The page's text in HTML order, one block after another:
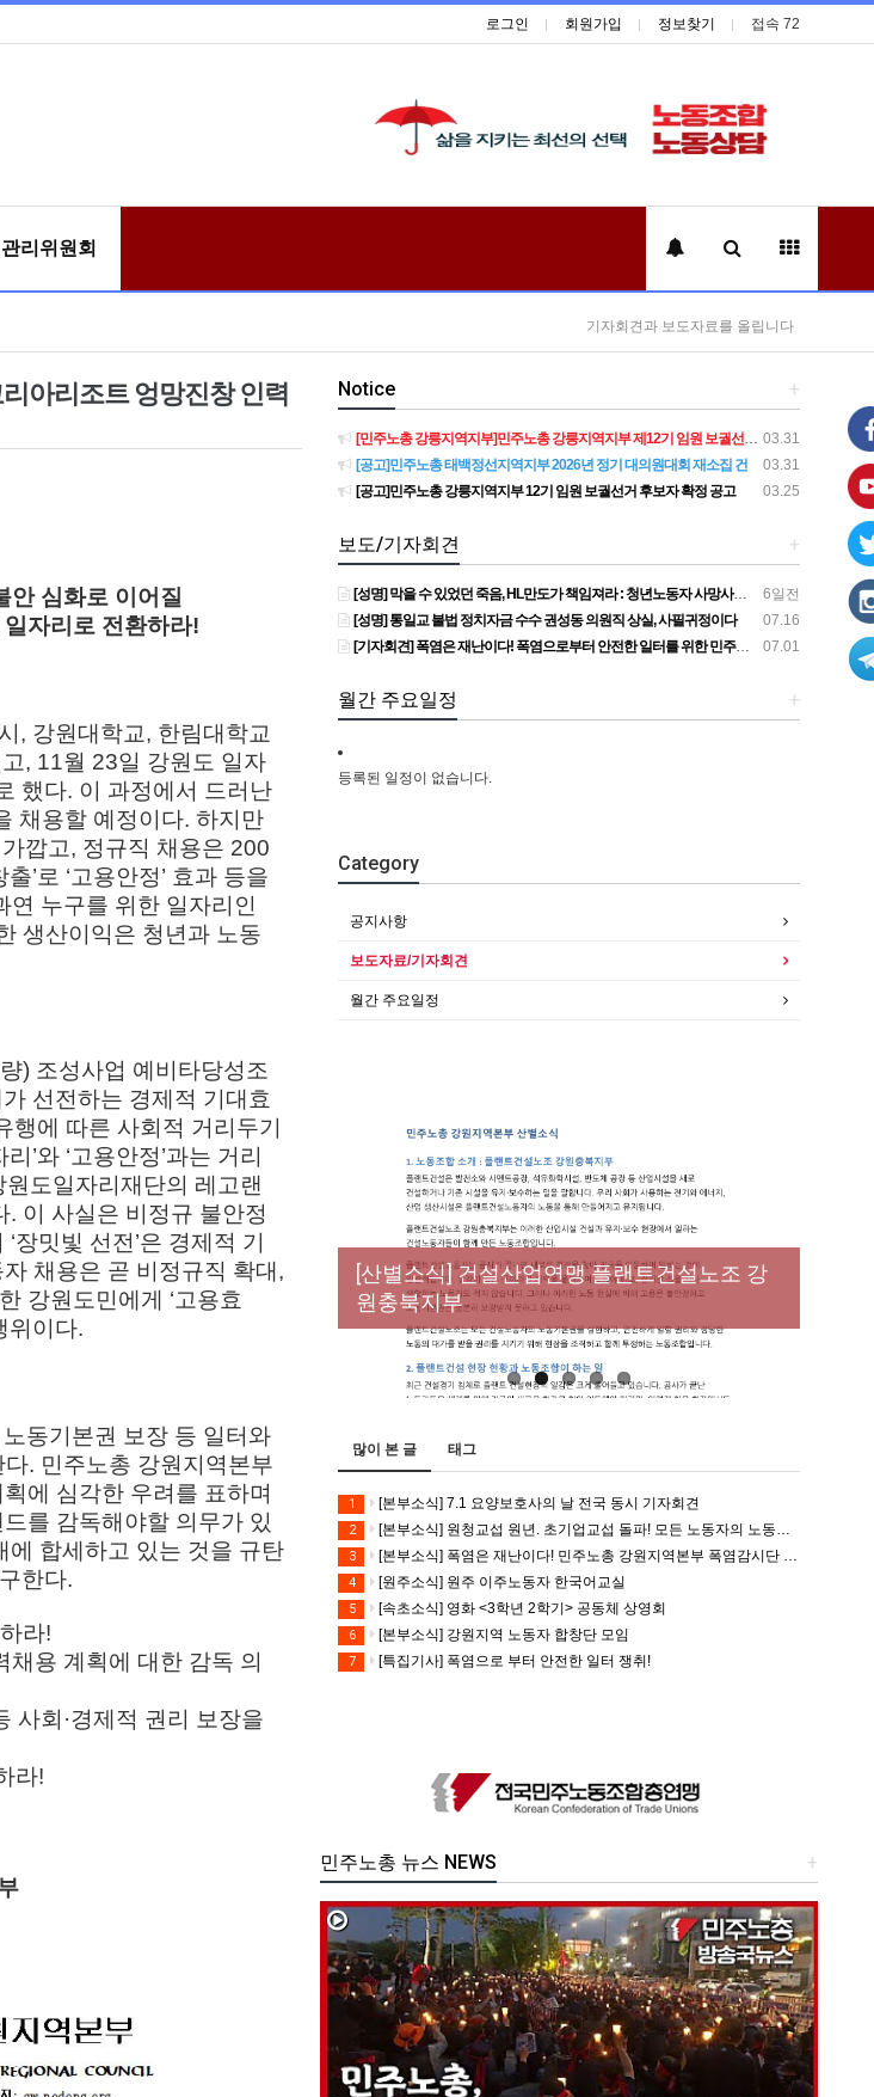
로그인 회원가입 정보찾기 접속 72
리위원회
기자회견과 보도자료를 올립니다
아리조트 엉망진창 인력
안 심화로 이어질
자리로 전환하라!
, 강원대학교, 한림대학교
, 11월 23일 강원도 일자
했다. 이 과정에서 드러난
채용할 예정이다. 하지만
깝고, 정규직 채용은 200
’로 ‘고용안정’ 효과 등을
누구를 위한 일자리인
생산이익은 청년과 노동
) 조성사업 예비타당성조
선전하는 경제적 기대효
에 따른 사회적 거리두기
’와 ‘고용안정’과는 거리
도일자리재단의 레고랜
이 사실은 비정규 불안정
밋빛 선전’은 경제적 기
채용은 곧 비정규직 확대,
강원도민에게 ‘고용효
위이다.
동기본권 보장 등 일터와
. 민주노총 강원지역본부
에 심각한 우려를 표하며
를 감독해야할 의무가 있
에 합세하고 있는 것을 규탄
한다.
라!
용 계획에 대한 감독 의
사회·경제적 권리 보장을
라!
+
Notice
03.31
[민주노총 강릉지역지부]민주노총 강릉지역지부 제12기 임원 보궐선거결과 공고
03.31
[공고]민주노총 태백정선지역지부 2026년 정기 대의원대회 재소집 건
03.25
[공고]민주노총 강릉지역지부 12기 임원 보궐선거 후보자 확정 공고
+
보도/기자회견
6일전
[성명] 막을 수 있었던 죽음, HL만도가 책임져라 : 청년노동자 사망사고의 철저한 진상규명과 재발방지 대책 마련하라
07.16
[성명] 통일교 불법 정치자금 수수 권성동 의원직 상실, 사필귀정이다
07.01
[기자회견] 폭염은 재난이다! 폭염으로부터 안전한 일터를 위한 민주노총 강원지역본부 폭염감시단 선포 기자회견
+
월간 주요일정
등록된 일정이 없습니다.
Category
공지사항
보도자료/기자회견
월간 주요일정
[성명] 막을 수 있었던 죽음, HL만도가 책임져
라 : 청년노동자 사망사고의 철저한 진상규명
과 재발방지 대책 마련하라
[산별소식] 건설산업연맹 플랜트건설노조 강
원충북지부
[강릉,속초,원주,춘천] 폭염감시단 사업 이모저
모
[조합원☆인터뷰] 서비스연맹 전국학교비정
규직노동조합 강원지부 김유미 춘천지회장
[본부소식] 강원지역 노동자 합창단 모임
많이 본 글 태그
1 [본부소식] 7.1 요양보호사의 날 전국 동시 기자회견
2 [본부소식] 원청교섭 원년. 초기업교섭 돌파! 모든 노동자의 노동기본권 쟁취! 민주노총 7.15 총파업대회
3 [본부소식] 폭염은 재난이다! 민주노총 강원지역본부 폭염감시단 선포 기자회견
4 [원주소식] 원주 이주노동자 한국어교실
5 [속초소식] 영화 <3학년 2학기> 공동체 상영회
6 [본부소식] 강원지역 노동자 합창단 모임
7 [특집기사] 폭염으로 부터 안전한 일터 쟁취!
+
민주노총 뉴스 NEWS